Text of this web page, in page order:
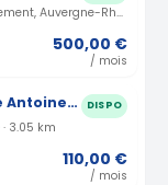
93 Rue Molière, Lyon 3e Arrondissement, Auvergne-Rhône-Alpes, France · 2.99 km
500,00 €
/ mois
Location parking Lyon rue Antoine Lumière (69) DISPO
3.05 km
110,00 €
/ mois